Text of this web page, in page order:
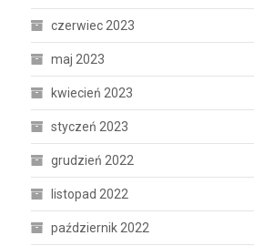
czerwiec 2023
maj 2023
kwiecień 2023
styczeń 2023
grudzień 2022
listopad 2022
październik 2022